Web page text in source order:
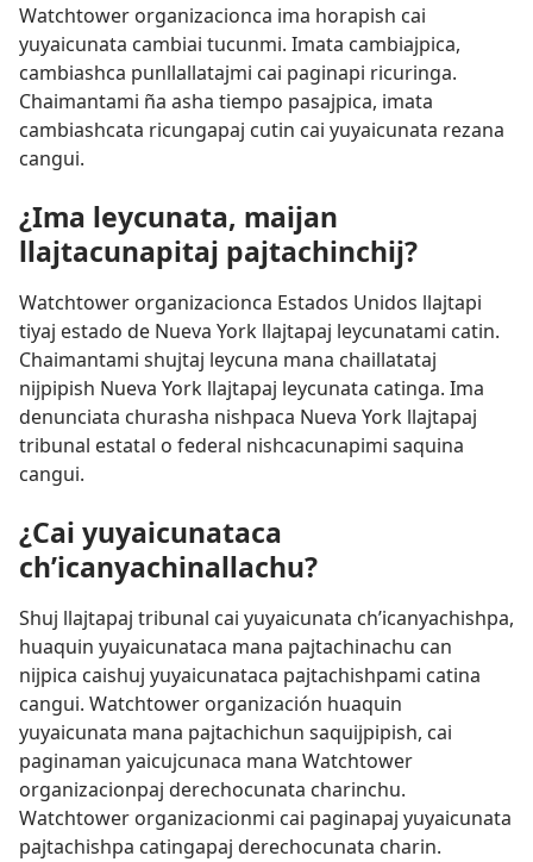
Watchtower organizacionca ima horapish cai
yuyaicunata cambiai tucunmi. Imata cambiajpica,
cambiashca punllallatajmi cai paginapi ricuringa.
Chaimantami ña asha tiempo pasajpica, imata
cambiashcata ricungapaj cutin cai yuyaicunata rezana
cangui.
¿Ima leycunata, maijan
llajtacunapitaj pajtachinchij?
Watchtower organizacionca Estados Unidos llajtapi
tiyaj estado de Nueva York llajtapaj leycunatami catin.
Chaimantami shujtaj leycuna mana chaillatataj
nijpipish Nueva York llajtapaj leycunata catinga. Ima
denunciata churasha nishpaca Nueva York llajtapaj
tribunal estatal o federal nishcacunapimi saquina
cangui.
¿Cai yuyaicunataca
ch’icanyachinallachu?
Shuj llajtapaj tribunal cai yuyaicunata ch’icanyachishpa,
huaquin yuyaicunataca mana pajtachinachu can
nijpica caishuj yuyaicunataca pajtachishpami catina
cangui. Watchtower organización huaquin
yuyaicunata mana pajtachichun saquijpipish, cai
paginaman yaicujcunaca mana Watchtower
organizacionpaj derechocunata charinchu.
Watchtower organizacionmi cai paginapaj yuyaicunata
pajtachishpa catingapaj derechocunata charin.